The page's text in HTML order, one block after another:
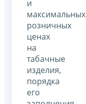
и
максимальных
розничных
ценах
на
табачные
изделия,
порядка
его